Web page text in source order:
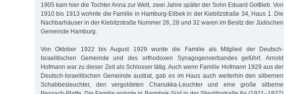
1905 kam hier die Tochter Anna zur Welt, zwei Jahre später der Sohn Eduard Gottlieb. Von
1910 bis 1913 wohnte die Familie in Hamburg-Eilbek in der Kiebitzstraße 34, Haus 1. Die
Nachbarhäuser in der Kiebitzstraße Nummer 26, 28 und 32 waren im Besitz der Jüdischen
Gemeinde Hamburg.
Von Oktober 1922 bis August 1929 wurde die Familie als Mitglied der Deutsch-
Israelitischen Gemeinde und des orthodoxen Synagogenverbandes geführt. Arnold
Hofmann war zu dieser Zeit als Schlosser tätig. Auch wenn Familie Hofmann 1929 aus der
Deutsch-Israelitischen Gemeinde austrat, gab es im Haus auch weiterhin den silbernen
Schabbesleuchter, den vergoldeten Chanukka-Leuchter und eine große silberne